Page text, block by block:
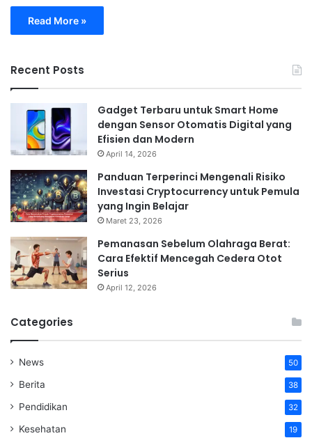
Read More »
Recent Posts
Gadget Terbaru untuk Smart Home
dengan Sensor Otomatis Digital yang
Efisien dan Modern
April 14, 2026
Panduan Terperinci Mengenali Risiko
Investasi Cryptocurrency untuk Pemula
yang Ingin Belajar
Maret 23, 2026
Pemanasan Sebelum Olahraga Berat:
Cara Efektif Mencegah Cedera Otot
Serius
April 12, 2026
Categories
News 50
Berita 38
Pendidikan 32
Kesehatan 19